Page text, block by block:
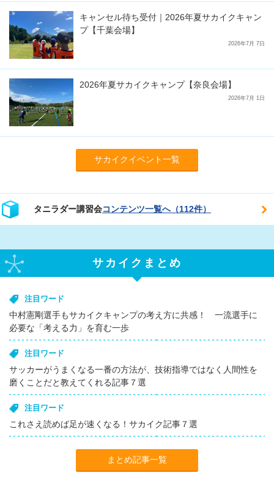
キャンセル待ち受付｜2026年夏サカイクキャン
プ【千葉会場】
2026年7月 7日
2026年夏サカイクキャンプ【奈良会場】
2026年7月 1日
サカイクイベント一覧
タニラダー講習会コンテンツ一覧へ（112件）
サカイクまとめ
注目ワード
中村憲剛選手もサカイクキャンプの考え方に共感！ 一流選手に
必要な「考える力」を育む一歩
注目ワード
サッカーがうまくなる一番の方法が、技術指導ではなく人間性を
磨くことだと教えてくれる記事７選
注目ワード
これさえ読めば足が速くなる！サカイク記事７選
まとめ記事一覧